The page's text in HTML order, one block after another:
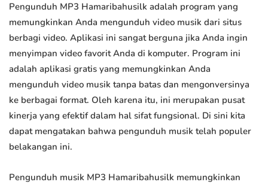
Pengunduh MP3 Hamaribahusilk adalah program yang
memungkinkan Anda mengunduh video musik dari situs
berbagi video. Aplikasi ini sangat berguna jika Anda ingin
menyimpan video favorit Anda di komputer. Program ini
adalah aplikasi gratis yang memungkinkan Anda
mengunduh video musik tanpa batas dan mengonversinya
ke berbagai format. Oleh karena itu, ini merupakan pusat
kinerja yang efektif dalam hal sifat fungsional. Di sini kita
dapat mengatakan bahwa pengunduh musik telah populer
belakangan ini.
Pengunduh musik MP3 Hamaribahusilk memungkinkan